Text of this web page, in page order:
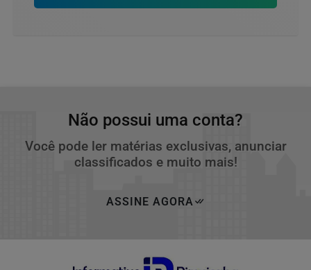
Não possui uma conta?
Você pode ler matérias exclusivas, anunciar
classificados e muito mais!
ASSINE AGORA